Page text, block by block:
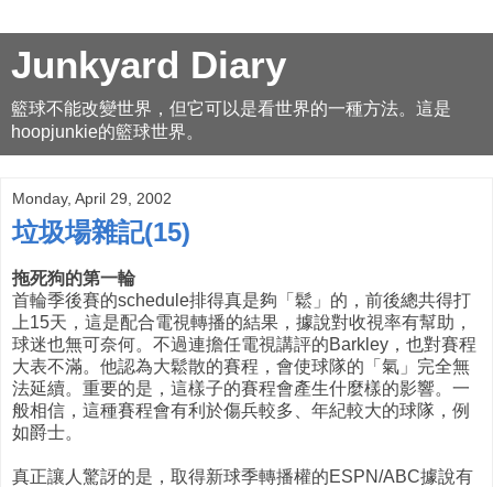
Junkyard Diary
籃球不能改變世界，但它可以是看世界的一種方法。這是
hoopjunkie的籃球世界。
Monday, April 29, 2002
垃圾場雜記(15)
拖死狗的第一輪
首輪季後賽的schedule排得真是夠「鬆」的，前後總共得打
上15天，這是配合電視轉播的結果，據說對收視率有幫助，
球迷也無可奈何。不過連擔任電視講評的Barkley，也對賽程
大表不滿。他認為大鬆散的賽程，會使球隊的「氣」完全無
法延續。重要的是，這樣子的賽程會產生什麼樣的影響。一
般相信，這種賽程會有利於傷兵較多、年紀較大的球隊，例
如爵士。
真正讓人驚訝的是，取得新球季轉播權的ESPN/ABC據說有